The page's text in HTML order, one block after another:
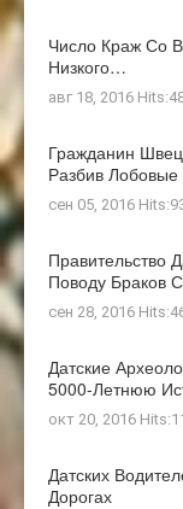
Число Краж Со
Низкого…
авг 18, 2016
Гражданин
Разбив
сен 05, 2016
Правительство
Поводу Браков
сен 28, 2016
Датские
5000-Летнюю
окт 20, 2016
Датских
Дорогах